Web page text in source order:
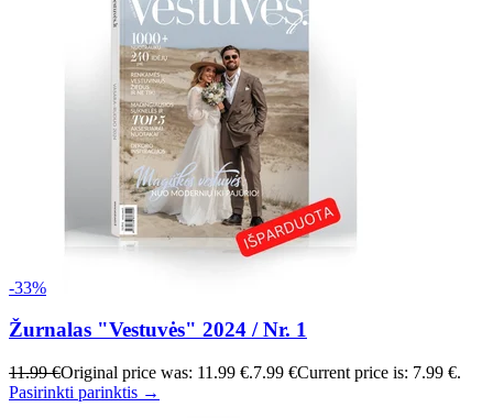
-33%
Žurnalas "Vestuvės" 2024 / Nr. 1
11.99 €Original price was: 11.99 €.7.99 €Current price is: 7.99 €.
Pasirinkti parinktis →